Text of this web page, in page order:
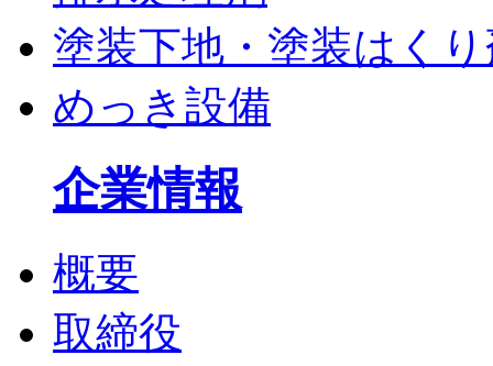
塗装下地・塗装はく
めっき設備
企業情報
概要
取締役